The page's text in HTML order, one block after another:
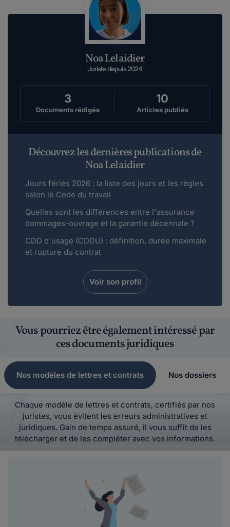
Noa Lelaidier
Juriste depuis 2024
3
Documents rédigés
10
Articles publiés
Découvrez les dernières publications de
Noa Lelaidier
Jours fériés 2026 : la liste des jours et les règles
selon le Code du travail
Quelles sont les différences entre l'assurance
dommages-ouvrage et la garantie décennale ?
CDD d'usage (CDDU) : définition, durée maximale
et rupture du contrat
Voir son profil
Vous pourriez être également intéressé par
ces documents juridiques
Nos modèles de lettres et contrats Nos dossiers
Chaque modèle de lettres et contrats, certifiés par nos
juristes, vous évitent les erreurs administratives et
juridiques. Gain de temps assuré, il vous suffit de les
télécharger et de les compléter avec vos informations.